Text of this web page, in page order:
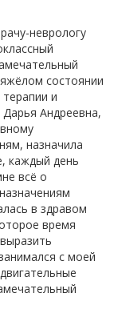
неврологу
состоянии
и
Андреевна,
назначила
каждый день
всё о
в здравом
время
с моей